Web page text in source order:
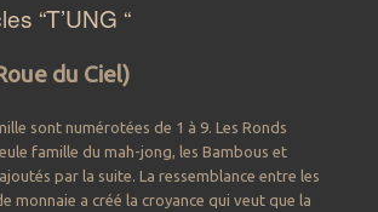
“T’UNG “
du Ciel)
sont numérotées de 1 à 9. Les Ronds
famille du mah-jong, les Bambous et
par la suite. La ressemblance entre les
monnaie a créé la croyance qui veut que la